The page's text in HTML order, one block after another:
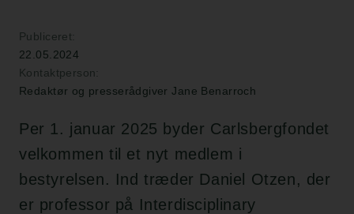
Publiceret:
22.05.2024
Kontaktperson:
Redaktør og presserådgiver Jane Benarroch
Per 1. januar 2025 byder Carlsbergfondet
velkommen til et nyt medlem i
bestyrelsen. Ind træder Daniel Otzen, der
er professor på Interdisciplinary